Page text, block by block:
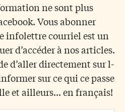
ne sont plus
Vous abonner
infolettre courriel est un
d’accéder à nos articles.
d’aller directement sur l-
sur ce qui ce passe
et ailleurs... en français!